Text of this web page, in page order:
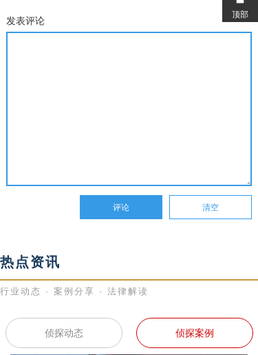
发表评论
热点资讯
行业动态 · 案例分享 · 法律解读
侦探动态 侦探案例
顶部